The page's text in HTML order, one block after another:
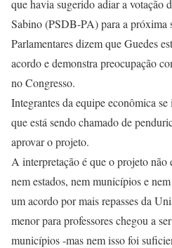
que havia sugerido adiar a votação
Sabino (PSDB-PA) para a próxima
Parlamentares dizem que Guedes
acordo e demonstra preocupação
no Congresso.
Integrantes da equipe econômica
que está sendo chamado de
aprovar o projeto.
A interpretação é que o projeto não
nem estados, nem municípios e
um acordo por mais repasses da
menor para professores chegou a
municípios -mas nem isso foi